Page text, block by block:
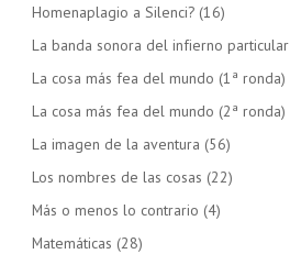
Homenaplagio a Silenci? (16)
La banda sonora del infierno particular
La cosa más fea del mundo (1ª ronda)
La cosa más fea del mundo (2ª ronda)
La imagen de la aventura (56)
Los nombres de las cosas (22)
Más o menos lo contrario (4)
Matemáticas (28)